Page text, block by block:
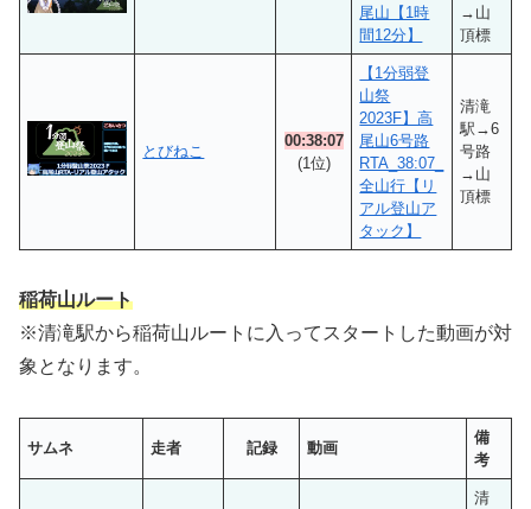
尾山【1時
間12分】
→山
頂標
とびねこ
00:38:07
(1位)
【1分弱登
山祭
2023F】高
尾山6号路
RTA_38:07_
全山行【リ
アル登山ア
タック】
清滝
駅→6
号路
→山
頂標
稲荷山ルート
※清滝駅から稲荷山ルートに入ってスタートした動画が対
象となります。
サムネ 走者 記録 動画
備
考
清